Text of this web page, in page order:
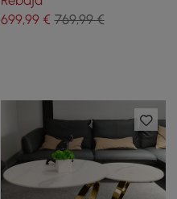
salón
699,99€ 769,99 €